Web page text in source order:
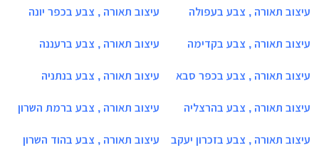
עיצוב תאורה , צבע בעפולה עיצוב תאורה , צבע בכפר יונה
עיצוב תאורה , צבע בקדימה עיצוב תאורה , צבע ברעננה
עיצוב תאורה , צבע בכפר סבא עיצוב תאורה , צבע בנתניה
עיצוב תאורה , צבע בהרצליה עיצוב תאורה , צבע ברמת השרון
עיצוב תאורה , צבע בזכרון יעקב עיצוב תאורה , צבע בהוד השרון